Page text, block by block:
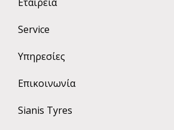
Service
Υπηρεσίες
Επικοινωνία
Sianis Tyres